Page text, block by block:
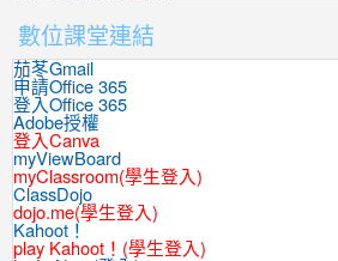
數位課堂連結
茄苳Gmail
申請Office 365
登入Office 365
Adobe授權
登入Canva
myViewBoard
myClassroom(學生登入)
ClassDojo
dojo.me(學生登入)
Kahoot！
play Kahoot！(學生登入)